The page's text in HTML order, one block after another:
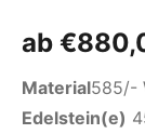
ab €
Material585/-
Edelstein(e)